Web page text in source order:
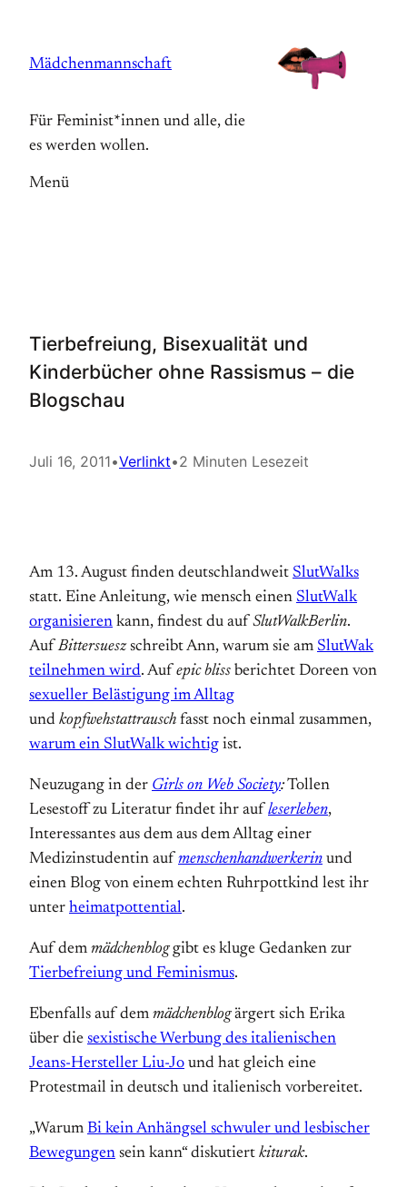
springen
Mädchenmannschaft
Für Feminist*innen und alle, die
es werden wollen.
Menü
Tierbefreiung, Bisexualität und
Kinderbücher ohne Rassismus – die
Blogschau
Juli 16, 2011•Verlinkt•2 Minuten Lesezeit
Am 13. August finden deutschlandweit SlutWalks
statt. Eine Anleitung, wie mensch einen SlutWalk
organisieren kann, findest du auf SlutWalkBerlin.
AufBittersueszschreibt Ann, warum sie am SlutWak
teilnehmen wird. Auf epic bliss berichtet Doreen von
sexueller Belästigung im Alltag
und kopfwehstattrausch fasst noch einmal zusammen,
warum ein SlutWalk wichtig ist.
Neuzugang in der Girls on Web Society:Tollen
Lesestoff zu Literatur findet ihr auf leserleben,
Interessantes aus dem aus dem Alltag einer
Medizinstudentin auf menschenhandwerkerin und
einen Blog von einem echten Ruhrpottkind lest ihr
unter heimatpottential.
Auf dem mädchenbloggibt es kluge Gedanken zur
Tierbefreiung und Feminismus.
Ebenfalls auf dem mädchenblogärgert sich Erika
über die sexistische Werbung des italienischen
Jeans-Hersteller Liu-Jo und hat gleich eine
Protestmail in deutsch und italienisch vorbereitet.
„Warum Bi kein Anhängsel schwuler und lesbischer
Bewegungen sein kann“ diskutiert kiturak.